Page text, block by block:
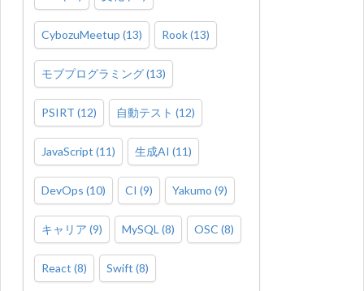
CybozuMeetup (13) Rook(13)
モブプログラミング(13)
PSIRT (12) 自動テスト (12)
JavaScript (11) 生成AI (11)
DevOps (10) CI (9) Yakumo (9)
キャリア (9) MySQL (8) OSC (8)
React (8) Swift (8)